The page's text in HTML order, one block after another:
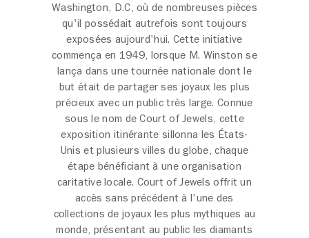
Washington, D.C, où de nombreuses pièces
qu'il possédait autrefois sont toujours
exposées aujourd'hui. Cette initiative
commença en 1949, lorsque M. Winston se
lança dans une tournée nationale dont le
but était de partager ses joyaux les plus
précieux avec un public très large. Connue
sous le nom de Court of Jewels, cette
exposition itinérante sillonna les États-
Unis et plusieurs villes du globe, chaque
étape bénéficiant à une organisation
caritative locale. Court of Jewels offrit un
accès sans précédent à l'une des
collections de joyaux les plus mythiques au
monde, présentant au public les diamants